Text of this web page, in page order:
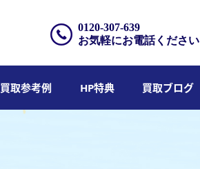
0120-307-639
お気軽にお電話ください
買取参考例 HP特典 買取ブログ